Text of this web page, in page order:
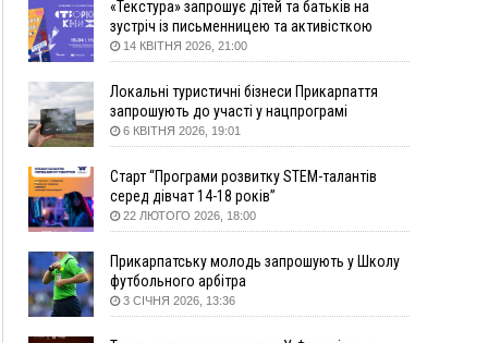
5 років
11:50
Податкова передасть в Міноборони для
"Оберегу" дані про чоловіків 18–60 років
11:20
Водійка, яку на Сухомлинського побив інший
керманич, відмовилася від обвинувачення —
справу закрили
серпня зафіксували рекордну спеку
10:02
Змушував надсилати інтимні фото: на
Прикарпатті затримали підозрюваного у
розбещенні малолітньої
09:22
АМКУ розпочав справу проти Гвіздецької
селищної ради через різні ставки земельного
податку
«Текстура» запрошує дітей та батьків на
зустріч із письменницею та активісткою
Анною Повх
14 КВІТНЯ 2026, 21:00
Локальні туристичні бізнеси Прикарпаття
запрошують до участі у нацпрограмі
«Подорож до себе»
6 КВІТНЯ 2026, 19:01
Старт “Програми розвитку STEM-талантів
серед дівчат 14-18 років”
22 ЛЮТОГО 2026, 18:00
Прикарпатську молодь запрошують у Школу
футбольного арбітра
3 СІЧНЯ 2026, 13:36